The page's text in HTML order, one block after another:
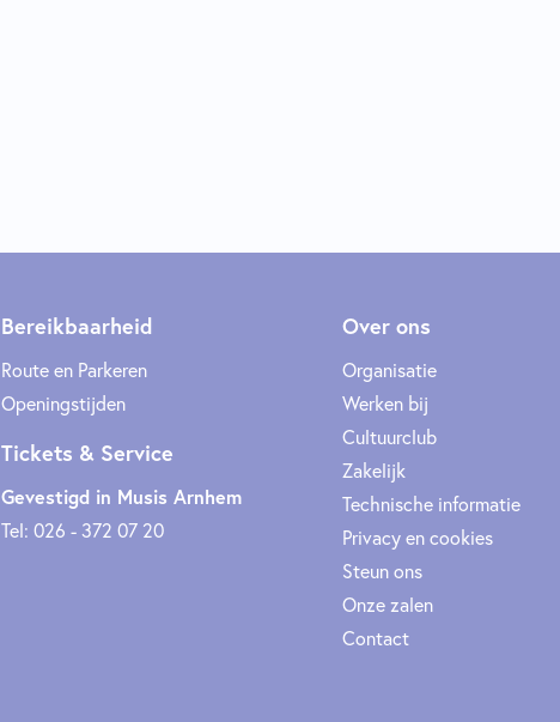
Bereikbaarheid
Route en Parkeren
Openingstijden
Tickets & Service
Gevestigd in Musis Arnhem
Tel: 026 - 372 07 20
Over ons
Organisatie
Werken bij
Cultuurclub
Zakelijk
Technische informatie
Privacy en cookies
Steun ons
Onze zalen
Contact